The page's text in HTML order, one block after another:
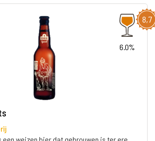
8,7
6.0%